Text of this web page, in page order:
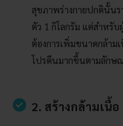
สุขภาพร่างกายปกตินั้น
ตัว 1 กิโลกรัม แต่สำหรั
ต้องการเพิ่มขนาดกล้าม
โปรตีนมากขึ้นตามลักษ
2. สร้างกล้ามเนื้อ